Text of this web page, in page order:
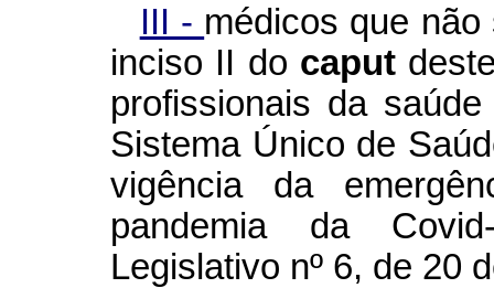
III - médicos que
inciso II do caput
profissionais da
Sistema Único de
vigência da
pandemia da
Legislativo nº 6, de 20